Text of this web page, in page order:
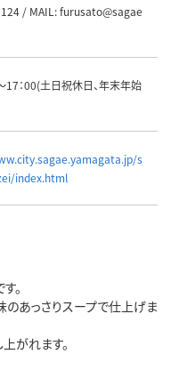
/ MAIL: furusato@sagae
17：00(土日祝休日、年末年始
s
index.html
。
あっさりスープで仕上げま
がれます。